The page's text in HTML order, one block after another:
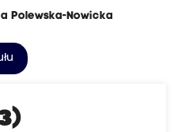
Polewska-Nowicka